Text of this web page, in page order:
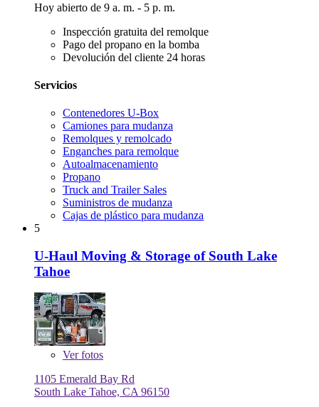
Hoy abierto de 9 a. m. - 5 p. m.
Inspección gratuita del remolque
Pago del propano en la bomba
Devolución del cliente 24 horas
Servicios
Contenedores U-Box
Camiones para mudanza
Remolques y remolcado
Enganches para remolque
Autoalmacenamiento
Propano
Truck and Trailer Sales
Suministros de mudanza
Cajas de plástico para mudanza
5
U-Haul Moving & Storage of South Lake
Tahoe
Verfotos
1105 Emerald Bay Rd
South Lake Tahoe, CA 96150